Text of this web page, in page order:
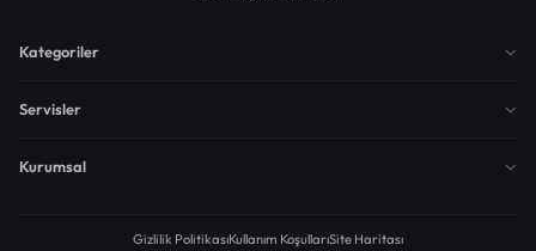
Kategoriler
Servisler
Kurumsal
Gizlilik PolitikasıKullanım KoşullarıSite Haritası